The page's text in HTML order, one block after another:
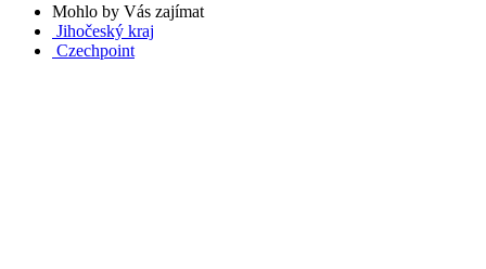
Mohlo by Vás zajímat
Jihočeský kraj
Czechpoint